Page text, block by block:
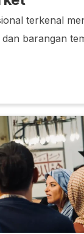
terkenal
barangan